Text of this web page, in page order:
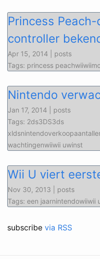
Princess
controller
Apr 15, 2014 | posts
Tags: princess
Nintendo
Jan 17, 2014 | posts
Tags: 2ds3DS3ds
wachtingenwiiwii uwinst
Wii U viert
Nov 30, 2013 | posts
Tags: een jaarnintendowiiwii
subscribe via RSS